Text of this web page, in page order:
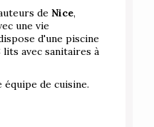
de Nice,
une vie
d'une piscine
lits avec sanitaires à
de cuisine.